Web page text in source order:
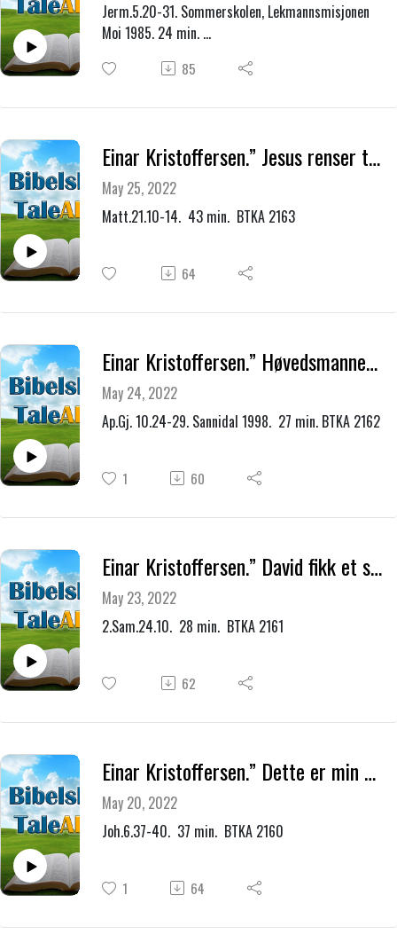
Jerm.5.20-31. Sommerskolen, Lekmannsmisjonen
Moi 1985. 24 min.
85
Einar Kristoffersen.” Jesus renser templet.”
May 25, 2022
Matt.21.10-14. 43 min. BTKA 2163
64
Einar Kristoffersen.” Høvedsmannen Kornelius.”
May 24, 2022
Ap.Gj. 10.24-29. Sannidal 1998. 27 min. BTKA 2162
1 60
Einar Kristoffersen.” David fikk et stikk i hjertet.”
May 23, 2022
2.Sam.24.10. 28 min. BTKA 2161
62
Einar Kristoffersen.” Dette er min Fars vilje, at hver den som ser Sønnen og tror på ham, skal ha evig liv.”
May 20, 2022
Joh.6.37-40. 37 min. BTKA 2160
1 64